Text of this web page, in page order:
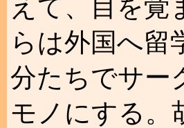
えて、目を覚
らは外国へ留
分たちでサー
モノにする。